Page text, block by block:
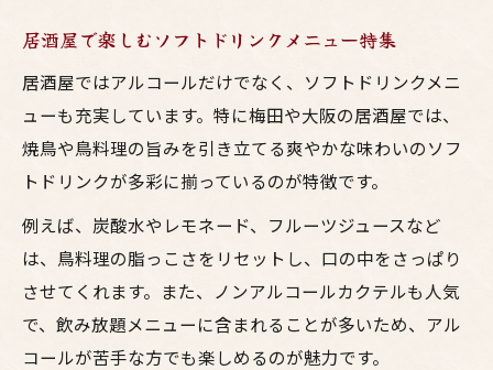
居酒屋で楽しむソフトドリンクメニュー特集
居酒屋ではアルコールだけでなく、ソフトドリンクメニ
ューも充実しています。特に梅田や大阪の居酒屋では、
焼鳥や鳥料理の旨みを引き立てる爽やかな味わいのソフ
トドリンクが多彩に揃っているのが特徴です。
例えば、炭酸水やレモネード、フルーツジュースなど
は、鳥料理の脂っこさをリセットし、口の中をさっぱり
させてくれます。また、ノンアルコールカクテルも人気
で、飲み放題メニューに含まれることが多いため、アル
コールが苦手な方でも楽しめるのが魅力です。